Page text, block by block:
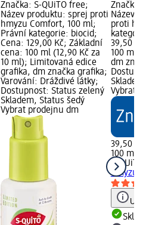
Značka: S-QUiTO free;
Název produktu: sprej proti
hmyzu Comfort, 100 ml;
Právní kategorie: biocid;
Cena: 129,00 Kč; Základní
cena: 100 ml (12,90 Kč za
10 ml); Limitovaná edice
grafika, dm značka grafika;
Varování: Dráždivé látky;
Dostupnost: Status zelený
Skladem, Status šedý
Vybrat prodejnu dm
Značka:
Název
proti
39,50
100 ml
dm
Vybrat
39,50 Kč
100 ml
S-
hmyzu,